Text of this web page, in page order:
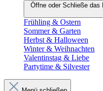
Öffne oder Schließe das
Frühling & Ostern
Sommer & Garten
Herbst & Halloween
Winter & Weihnachten
Valentinstag & Liebe
Partytime & Silvester